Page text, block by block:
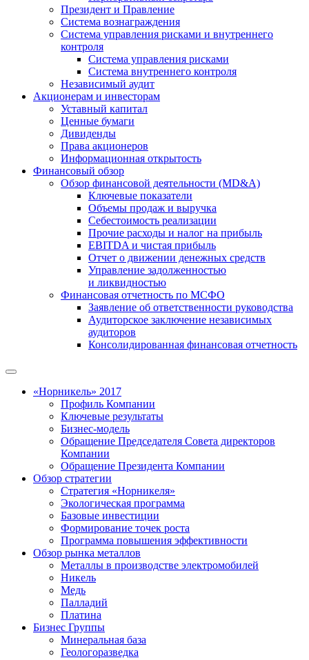
Президент и Правление
Система вознаграждения
Система управления рисками и внутреннего
контроля
Система управления рисками
Система внутреннего контроля
Независимый аудит
Акционерам и инвесторам
Уставный капитал
Ценные бумаги
Дивиденды
Права акционеров
Информационная открытость
Финансовый обзор
Обзор финансовой деятельности (MD&A)
Ключевые показатели
Объемы продаж и выручка
Себестоимость реализации
Прочие расходы и налог на прибыль
EBITDA и чистая прибыль
Отчет о движении денежных средств
Управление задолженностью
и ликвидностью
Финансовая отчетность по МСФО
Заявление об ответственности руководства
Аудиторское заключение независимых
аудиторов
Консолидированная финансовая отчетность
«Норникель» 2017
Профиль Компании
Ключевые результаты
Бизнес-модель
Обращение Председателя Совета директоров
Компании
Обращение Президента Компании
Обзор стратегии
Стратегия «Норникеля»
Экологическая программа
Базовые инвестиции
Формирование точек роста
Программа повышения эффективности
Обзор рынка металлов
Металлы в производстве электромобилей
Никель
Медь
Палладий
Платина
Бизнес Группы
Минеральная база
Геологоразведка